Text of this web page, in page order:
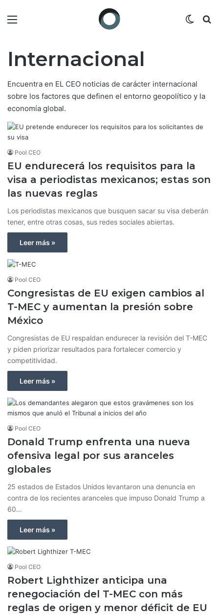
Internacional
Encuentra en EL CEO noticias de carácter internacional
sobre los factores que definen el entorno geopolítico y la
economía global.
Pool CEO
EU endurecerá los requisitos para la
visa a periodistas mexicanos; estas son
las nuevas reglas
Los periodistas mexicanos que busquen sacar su visa deberán
tener, entre otras cosas, sus redes sociales abiertas.
Leer más »
Pool CEO
Congresistas de EU exigen cambios al
T-MEC y aumentan la presión sobre
México
Congresistas de EU respaldan endurecer la revisión del T-MEC
y piden priorizar resultados para fortalecer comercio y
competitividad.
Leer más »
Pool CEO
Donald Trump enfrenta una nueva
ofensiva legal por sus aranceles
globales
25 estados de Estados Unidos levantaron una denuncia en
contra de los recientes aranceles que impuso Donald Trump a
60…
Leer más »
Pool CEO
Robert Lighthizer anticipa una
renegociación del T-MEC con más
reglas de origen y menor déficit de EU